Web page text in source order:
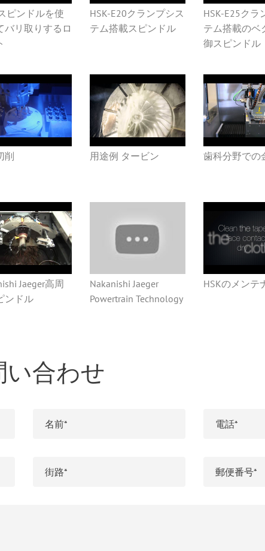
ピンドルを使
バリ取りするロ
HSK-E20クランプシス
テム搭載スピンドル
HSK-E25クラ
テム搭載のベ
御スピンドル
削 用途例 タービン 歯科分野での
Jaeger高周
ンドル
Nakanishi Jaeger
Powertrain Technology
HSKのメンテ
い合わせ